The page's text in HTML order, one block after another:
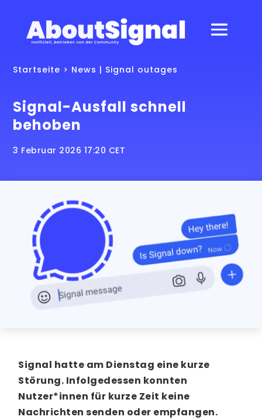
Startseite > News | Signal outages
Signal-Ausfall schnell
behoben
3 Februar 2026 17:20 CET
Signal hatte am Dienstag eine kurze
Störung. Infolgedessen konnten
Nutzer*innen für kurze Zeit keine
Nachrichten senden oder empfangen.